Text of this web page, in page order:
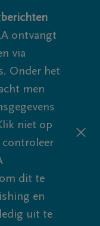
ontvangt
via
Onder het
men
niet op
controleer
dit te
en
uit te